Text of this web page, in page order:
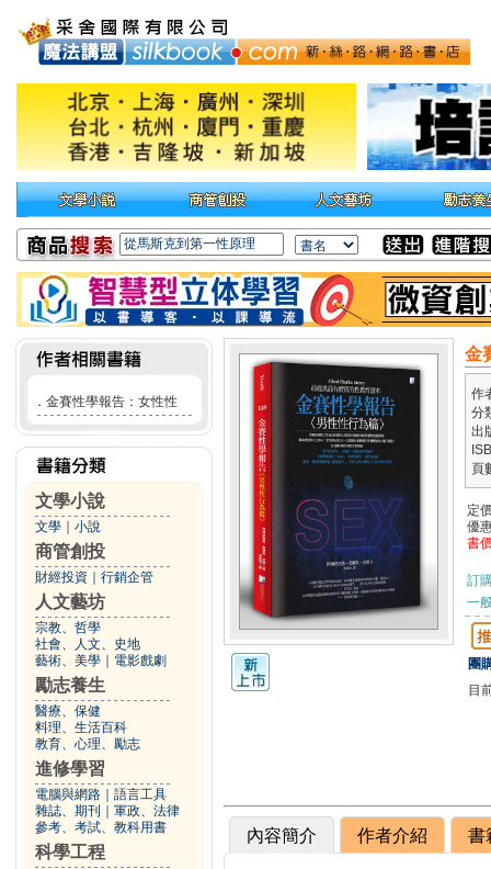
． 金賽性學報告：女性性
文學小說
文學 小說
商管創投
財經投資 行銷企管
人文藝坊
宗教、哲學
社會、人文、史地
藝術、美學
電影戲劇
勵志養生
醫療、保健
料理、生活百科
教育、心理、勵志
進修學習
電腦與網路
語言工具
雜誌、期刊
軍政、法律
參考、考試、教科用書
科學工程
金
作
分
出
頁
定
優
書
訂
一
團
目
內容簡介 作者介紹 書